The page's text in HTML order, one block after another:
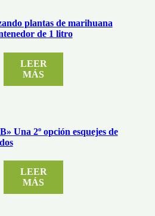
plantas de marihuana
de 1 litro
LEER
MÁS
Una 2º opción esquejes de
LEER
MÁS